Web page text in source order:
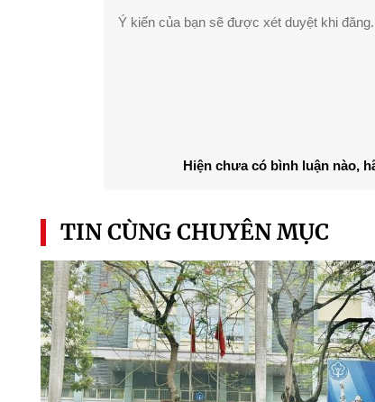
Ý kiến của bạn sẽ được xét duyệt khi
Hiện chưa có bình luận nào,
TIN CÙNG CHUYÊN MỤC